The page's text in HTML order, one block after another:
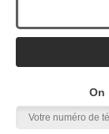
On